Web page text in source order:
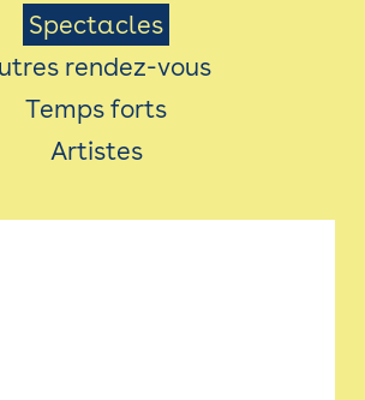
PUBLICS
Menu
Saison
Spectacles
rendez-vous
Temps forts
Artistes